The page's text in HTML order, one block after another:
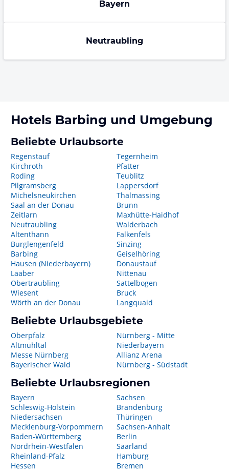
Bayern
Neutraubling
Hotels Barbing und Umgebung
Beliebte Urlaubsorte
Regenstauf
Kirchroth
Roding
Pilgramsberg
Michelsneukirchen
Saal an der Donau
Zeitlarn
Neutraubling
Altenthann
Burglengenfeld
Barbing
Hausen (Niederbayern)
Laaber
Obertraubling
Wiesent
Wörth an der Donau
Tegernheim
Pfatter
Teublitz
Lappersdorf
Thalmassing
Brunn
Maxhütte-Haidhof
Walderbach
Falkenfels
Sinzing
Geiselhöring
Donaustauf
Nittenau
Sattelbogen
Bruck
Langquaid
Beliebte Urlaubsgebiete
Oberpfalz
Altmühltal
Messe Nürnberg
Bayerischer Wald
Nürnberg - Mitte
Niederbayern
Allianz Arena
Nürnberg - Südstadt
Beliebte Urlaubsregionen
Bayern
Schleswig-Holstein
Niedersachsen
Mecklenburg-Vorpommern
Baden-Württemberg
Nordrhein-Westfalen
Rheinland-Pfalz
Hessen
Sachsen
Brandenburg
Thüringen
Sachsen-Anhalt
Berlin
Saarland
Hamburg
Bremen